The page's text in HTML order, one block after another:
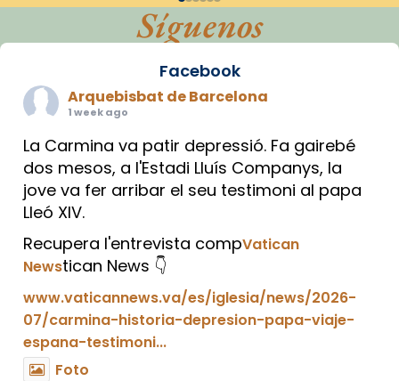
Síguenos
Facebook
Arquebisbat de Barcelona
1 week ago
La Carmina va patir depressió. Fa gairebé
dos mesos, a l'Estadi Lluís Companys, la
jove va fer arribar el seu testimoni al papa
Lleó XIV.
Recupera l'entrevista compVatican
Newstican News 👇
www.vaticannews.va/es/iglesia/news/2026-
07/carmina-historia-depresion-papa-viaje-
espana-testimoni...
Foto